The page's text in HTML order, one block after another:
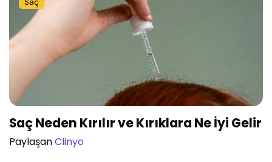
Saç
Saç Neden Kırılır ve Kırıklara Ne İyi Gelir
PaylaşanClinyo